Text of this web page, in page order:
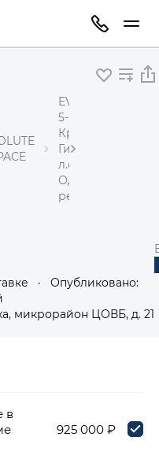
EVOLUTE i-SPACE
5-местный
Кроссовер
Гибрид 1,5 л 218
л.с.
редуктор
·
Опубликовано:
микрорайон ЦОВБ, д. 21
в
925 000 ₽